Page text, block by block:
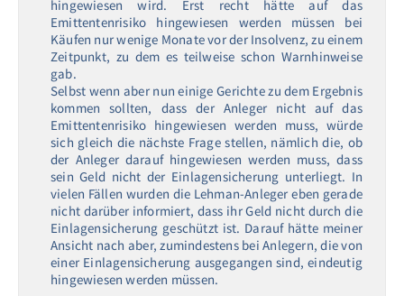
hingewiesen wird. Erst recht hätte auf das
Emittentenrisiko hingewiesen werden müssen bei
Käufen nur wenige Monate vor der Insolvenz, zu einem
Zeitpunkt, zu dem es teilweise schon Warnhinweise
gab.
Selbst wenn aber nun einige Gerichte zu dem Ergebnis
kommen sollten, dass der Anleger nicht auf das
Emittentenrisiko hingewiesen werden muss, würde
sich gleich die nächste Frage stellen, nämlich die, ob
der Anleger darauf hingewiesen werden muss, dass
sein Geld nicht der Einlagensicherung unterliegt. In
vielen Fällen wurden die Lehman-Anleger eben gerade
nicht darüber informiert, dass ihr Geld nicht durch die
Einlagensicherung geschützt ist. Darauf hätte meiner
Ansicht nach aber, zumindestens bei Anlegern, die von
einer Einlagensicherung ausgegangen sind, eindeutig
hingewiesen werden müssen.